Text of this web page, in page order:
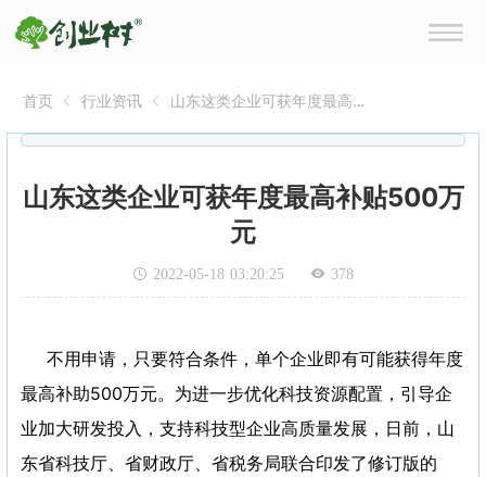
首页 行业资讯
山东这类企业可获年度最高
山东这类企业可获年度最高补贴500万
元
2022-05-18 03:20:25 378
不用申请，只要符合条件，单个企业即有可能获得年度
最高补助500万元。为进一步优化科技资源配置，引导企
业加大研发投入，支持科技型企业高质量发展，日前，山
东省科技厅、省财政厅、省税务局联合印发了修订版的